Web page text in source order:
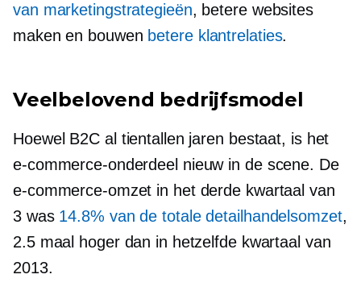
van marketingstrategieën, betere websites
maken en bouwen betere klantrelaties.
Veelbelovend bedrijfsmodel
Hoewel B2C al tientallen jaren bestaat, is het
e-commerce-onderdeel nieuw in de scene. De
e-commerce-omzet in het derde kwartaal van
3 was 14.8% van de totale detailhandelsomzet,
2.5 maal hoger dan in hetzelfde kwartaal van
2013.